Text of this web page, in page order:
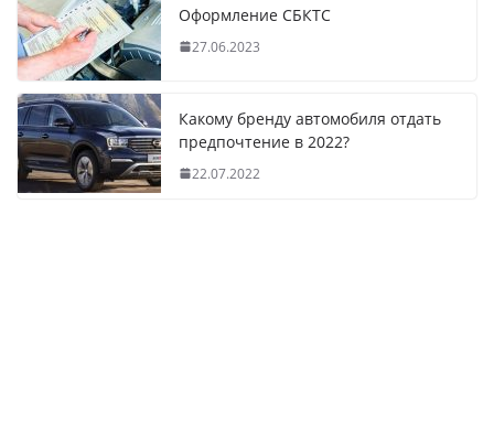
Оформление СБКТС
27.06.2023
Какому бренду автомобиля отдать
предпочтение в 2022?
22.07.2022